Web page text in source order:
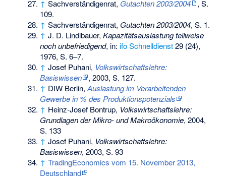
↑ Sachverständigenrat, Gutachten 2003/2004
, S.
109.
↑ Sachverständigenrat, Gutachten 2003/2004, S. 1.
↑ J. D. Lindlbauer,Kapazitätsauslastung teilweise
noch unbefriedigend, in: ifo Schnelldienst29 (24),
1976, S. 6–7.
↑ Josef Puhani, Volkswirtschaftslehre:
Basiswissen
, 2003, S. 127.
↑ DIW Berlin,Auslastung im Verarbeitenden
Gewerbe in % des Produktionspotenzials
↑ Heinz-Josef Bontrup, Volkswirtschaftslehre:
Grundlagen der Mikro- und Makroökonomie, 2004,
S. 133
↑ Josef Puhani, Volkswirtschaftslehre:
Basiswissen, 2003, S. 93
↑ TradingEconomics vom 15. November 2013,
Deutschland